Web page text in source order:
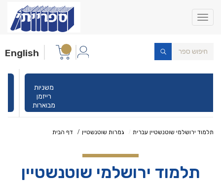
Toggle
navigation
English
משניות
רייזמן
מבוארות
דף הבית גמרות שוטנשטיין תלמוד ירושלמי שוטנשטיין עברית
תלמוד ירושלמי שוטנשטיין